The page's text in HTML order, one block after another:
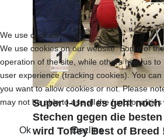
Super !-Und es geht noch
Stechen gegen die
wird Toffey Best of Breed
We use cookies
We use cookies on our website. Some of
operation of the site, while others help us
user experience (tracking cookies). You
you want to allow cookies or not. Please
may not be able to use all the
Ok Decline